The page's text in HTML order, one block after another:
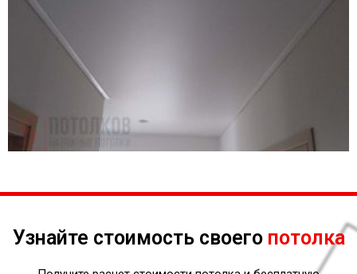
Узнайте стоимость своего потолка